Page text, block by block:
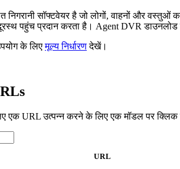
सॉफ्टवेयर है जो लोगों, वाहनों और वस्तुओं
पहुंच प्रदान करता है। Agent DVR डाउनलोड
के लिएमूल्य निर्धारणदेखें।
एक URL उत्पन्न करने के लिए एक मॉडल पर
URL